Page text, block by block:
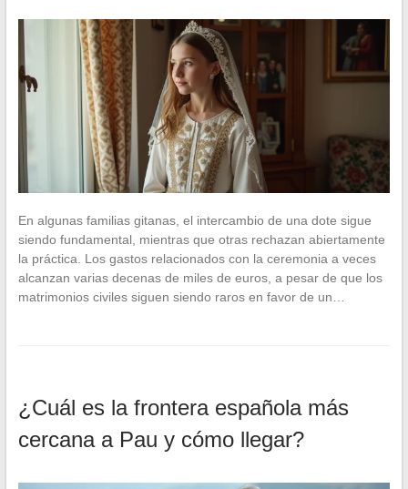
En algunas familias gitanas, el intercambio de una dote sigue
siendo fundamental, mientras que otras rechazan abiertamente
la práctica. Los gastos relacionados con la ceremonia a veces
alcanzan varias decenas de miles de euros, a pesar de que los
matrimonios civiles siguen siendo raros en favor de un…
¿Cuál es la frontera española más
cercana a Pau y cómo llegar?